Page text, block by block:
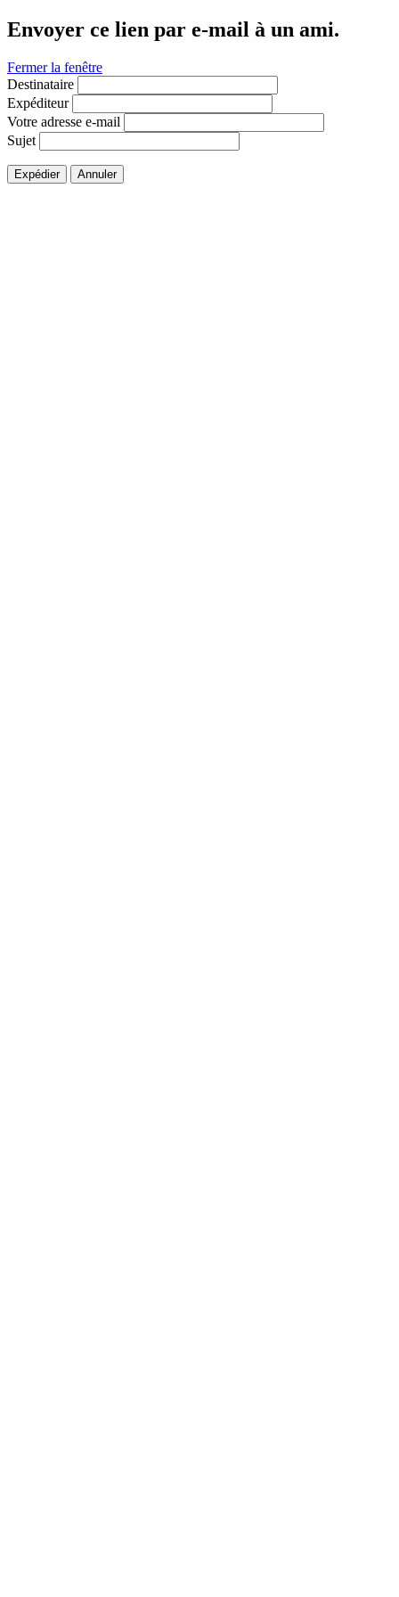
Envoyer ce lien par e-mail à un ami.
Fermer la fenêtre
Destinataire
Expéditeur
Votre adresse e-mail
Sujet
Expédier Annuler